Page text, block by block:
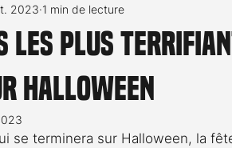
Memento En bref
TV Stéfanie Rossier
les plus
Halloween
2023 1 min de lecture
se terminera sur Halloween, la